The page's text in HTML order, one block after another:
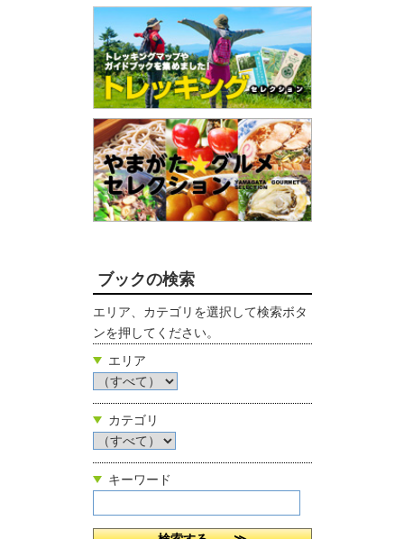
ブックの検索
エリア、カテゴリを選択して検索ボタ
ンを押してください。
エリア
カテゴリ
キーワード